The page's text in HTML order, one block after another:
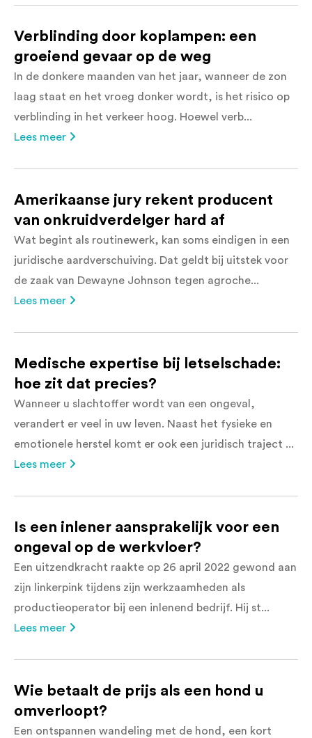
Verblinding door koplampen: een
groeiend gevaar op de weg
In de donkere maanden van het jaar, wanneer de zon
laag staat en het vroeg donker wordt, is het risico op
verblinding in het verkeer hoog. Hoewel verb...
Lees meer
Amerikaanse jury rekent producent
van onkruidverdelger hard af
Wat begint als routinewerk, kan soms eindigen in een
juridische aardverschuiving. Dat geldt bij uitstek voor
de zaak van Dewayne Johnson tegen agroche...
Lees meer
Medische expertise bij letselschade:
hoe zit dat precies?
Wanneer u slachtoffer wordt van een ongeval,
verandert er veel in uw leven. Naast het fysieke en
emotionele herstel komt er ook een juridisch traject ...
Lees meer
Is een inlener aansprakelijk voor een
ongeval op de werkvloer?
Een uitzendkracht raakte op 26 april 2022 gewond aan
zijn linkerpink tijdens zijn werkzaamheden als
productieoperator bij een inlenend bedrijf. Hij st...
Lees meer
Wie betaalt de prijs als een hond u
omverloopt?
Een ontspannen wandeling met de hond, een kort